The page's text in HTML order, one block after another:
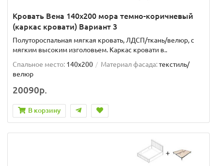
Кровать Вена 140х200 мора темно-коричневый
(каркас кровати) Вариант 3
Полутороспальная мягкая кровать, ЛДСП/ткань/велюр, с
мягким высоким изголовьем. Каркас кровати в..
Спальное место: 140x200 Материал фасада:текстиль/
велюр
20090р.
В корзину